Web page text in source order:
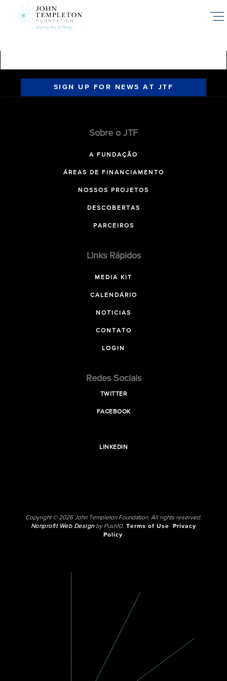
SIGN UP FOR NEWS AT JTF
Sobre o JTF
A FUNDAÇÃO
ÁREAS DE FINANCIAMENTO
NOSSOS PROJETOS
DESCOBERTAS
PARCEIROS
Links Rápidos
MEDIA KIT
CALENDÁRIO
NOTICIAS
CONTATO
LOGIN
Redes Sociais
TWITTER
FACEBOOK
LINKEDIN
Copyright © 2026 John Templeton Foundation. All rights reserved.
Nonprofit Web Designby Push10. Terms of Use
Privacy
Policy